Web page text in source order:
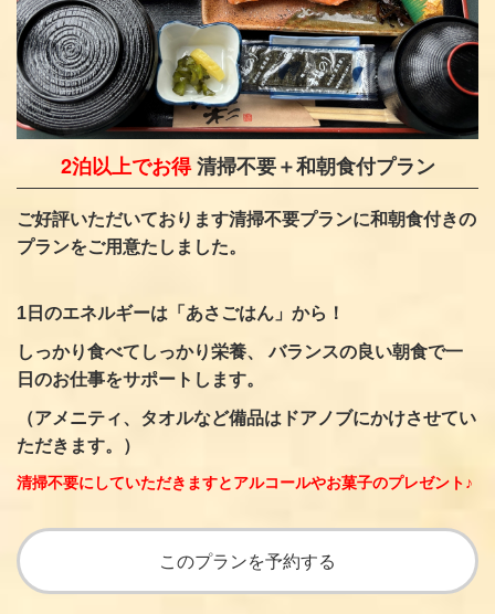
2泊以上でお得清掃不要＋和朝食付プラン
ご好評いただいております清掃不要プランに和朝食付きの
プランをご用意たしました。
1日のエネルギーは「あさごはん」から！
しっかり食べてしっかり栄養、 バランスの良い朝食で一
日のお仕事をサポートします。
（アメニティ、タオルなど備品はドアノブにかけさせてい
ただきます。）
清掃不要にしていただきますとアルコールやお菓子のプレゼント♪
このプランを予約する